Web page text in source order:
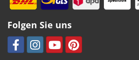
Folgen Sie uns